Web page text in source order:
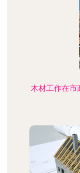
木材工作在市